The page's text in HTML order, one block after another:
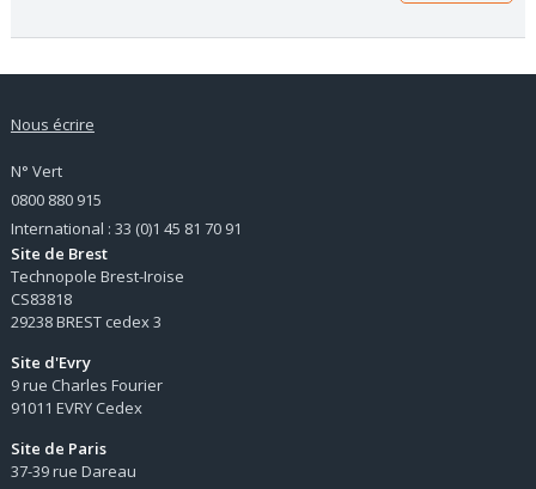
Nous écrire
N° Vert
0800 880 915
International : 33 (0)1 45 81 70 91
Site de Brest
Technopole Brest-Iroise
CS83818
29238 BREST cedex 3
Site d'Evry
9 rue Charles Fourier
91011 EVRY Cedex
Site de Paris
37-39 rue Dareau